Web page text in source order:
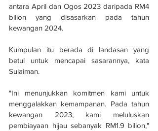
antara April dan Ogos 2023 daripada RM4
bilion yang disasarkan pada tahun
kewangan 2024.
Kumpulan itu berada di landasan yang
betul untuk mencapai sasarannya, kata
Sulaiman.
"Ini menunjukkan komitmen kami untuk
menggalakkan kemampanan. Pada tahun
kewangan 2023, kami meluluskan
pembiayaan hijau sebanyak RM1.9 bilion,"